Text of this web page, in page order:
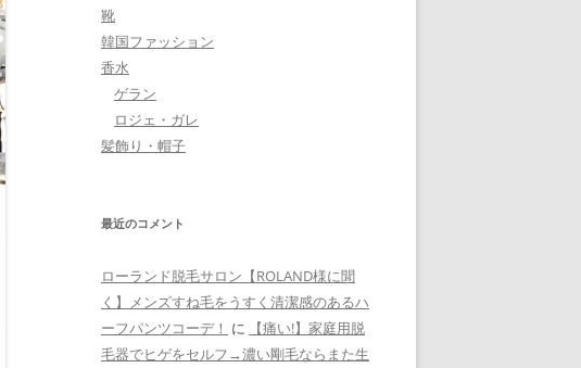
靴
韓国ファッション
香水
ゲラン
ロジェ・ガレ
髪飾り・帽子
最近のコメント
ローランド脱毛サロン【ROLAND様に聞
く】メンズすね毛をうすく清潔感のあるハ
ーフパンツコーデ！ に
【痛い!】家庭用脱
毛器でヒゲをセルフ→濃い剛毛ならまた生